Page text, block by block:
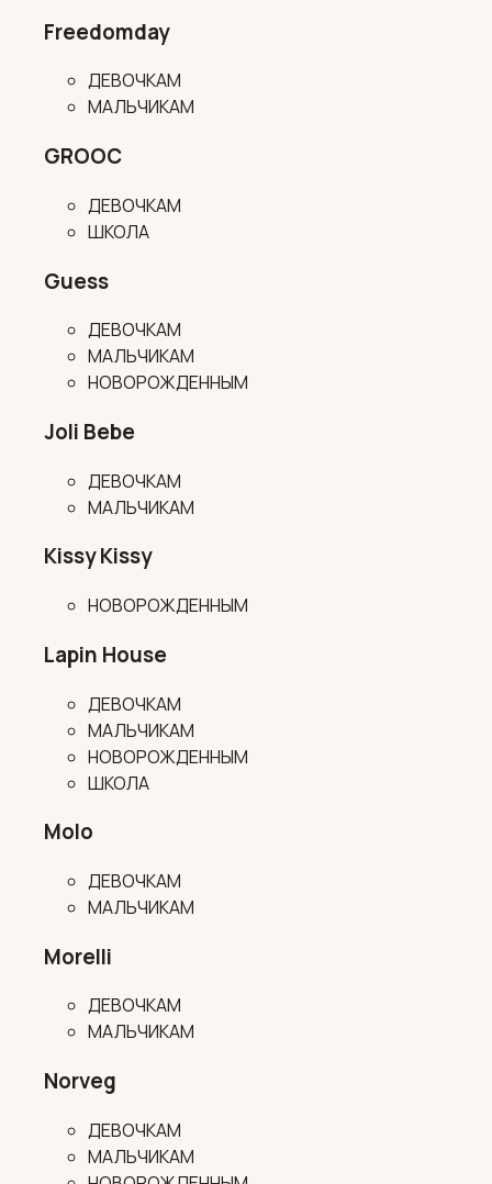
Freedomday
ДЕВОЧКАМ
МАЛЬЧИКАМ
GROOC
ДЕВОЧКАМ
ШКОЛА
Guess
ДЕВОЧКАМ
МАЛЬЧИКАМ
НОВОРОЖДЕННЫМ
Joli Bebe
ДЕВОЧКАМ
МАЛЬЧИКАМ
Kissy Kissy
НОВОРОЖДЕННЫМ
Lapin House
ДЕВОЧКАМ
МАЛЬЧИКАМ
НОВОРОЖДЕННЫМ
ШКОЛА
Molo
ДЕВОЧКАМ
МАЛЬЧИКАМ
Morelli
ДЕВОЧКАМ
МАЛЬЧИКАМ
Norveg
ДЕВОЧКАМ
МАЛЬЧИКАМ